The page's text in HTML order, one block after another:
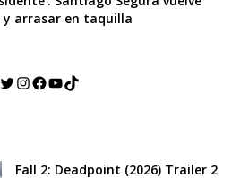
y arrasar en taquilla
Twitter
Instagram
Facebook
YouTube
TikTok
Fall 2: Deadpoint (2026) Trailer 2